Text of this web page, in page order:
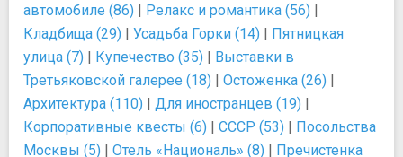
автомобиле (86) | Релакс и романтика (56) |
Кладбища (29) | Усадьба Горки (14) | Пятницкая
улица (7) | Купечество (35) | Выставки в
Третьяковской галерее (18) | Остоженка (26) |
Архитектура (110) | Для иностранцев (19) |
Корпоративные квесты (6) | СССР (53) | Посольства
Москвы (5) | Отель «Националь» (8) | Пречистенка